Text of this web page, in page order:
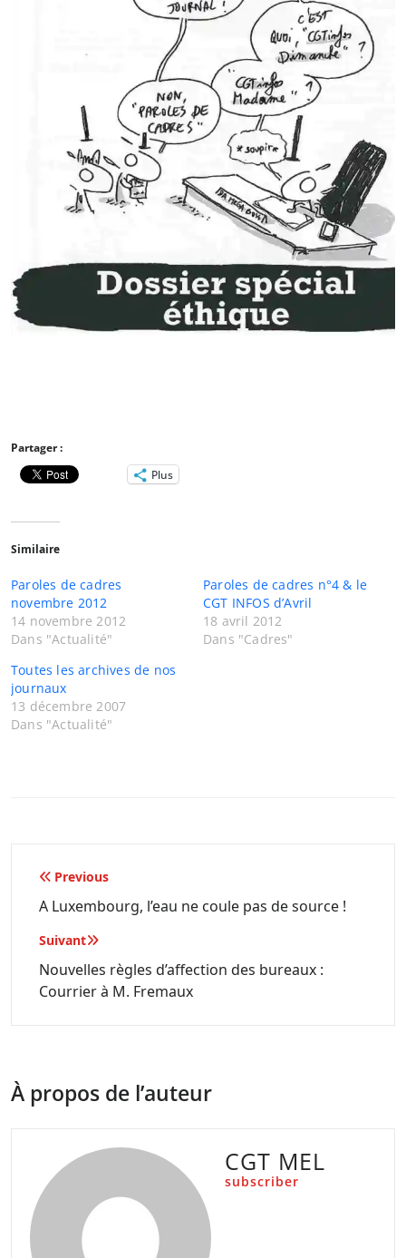
Partager :
Plus
Similaire
Paroles de cadres
novembre 2012
14 novembre 2012
Dans "Actualité"
Paroles de cadres n°4 & le
CGT INFOS d’Avril
18 avril 2012
Dans "Cadres"
Toutes les archives de nos
journaux
13 décembre 2007
Dans "Actualité"
Navigation
de
l’article
Previous
A Luxembourg, l’eau ne coule pas de source !
Suivant
Nouvelles règles d’affection des bureaux :
Courrier à M. Fremaux
À propos de l’auteur
CGT MEL
subscriber